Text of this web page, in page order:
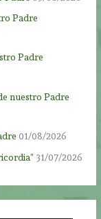
Padre
Padre
nuestro Padre
01/08/2026
31/07/2026